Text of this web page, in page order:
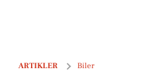
ARTIKLER Biler
10 dyreste biler til salg i nærheden